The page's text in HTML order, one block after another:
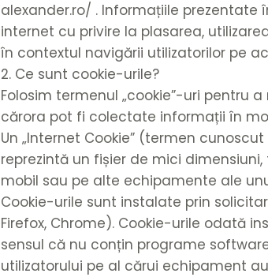
alexander.ro/ . Informațiile
internet cu privire la plasarea,
în contextul navigării utilizatorilor pe
2. Ce sunt cookie-urile?
Folosim termenul „cookie”-uri pentru
cărora pot fi colectate informații în
Un „Internet Cookie” (termen cunoscut
reprezintă un fișier de mici
mobil sau pe alte echipamente ale
Cookie-urile sunt instalate prin
Firefox, Chrome). Cookie-urile odată
sensul că nu conțin programe
utilizatorului pe al cărui echipament